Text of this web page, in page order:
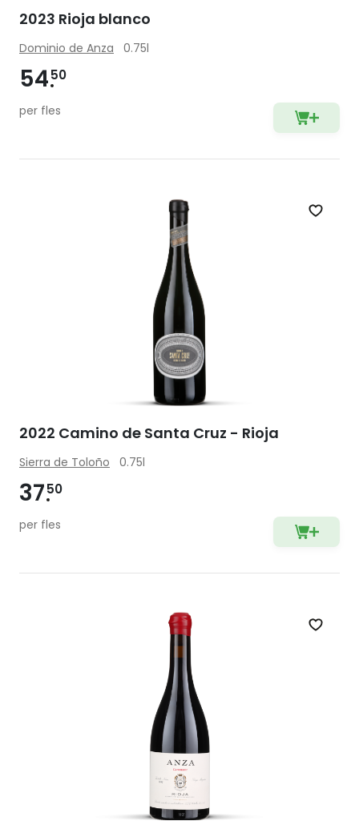
2023 Rioja blanco
Dominio de Anza 0.75l
5450
per fles
Zet
2022 Camino de Santa Cruz - Rioja
Sierra de Toloño 0.75l
3750
per fles
Zet